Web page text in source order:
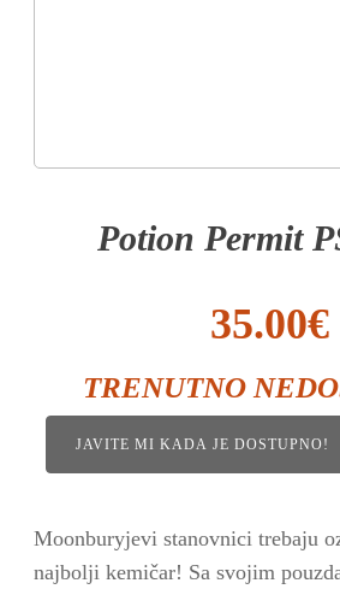
Potion Permit
35.00€
TRENUTNO
JAVITE MI KADA JE DOSTUPNO!
Moonburyjevi stanovnici trebaju
najbolji kemičar! Sa svojim